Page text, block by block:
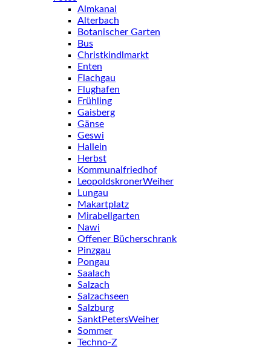
Almkanal
Alterbach
Botanischer Garten
Bus
Christkindlmarkt
Enten
Flachgau
Flughafen
Frühling
Gaisberg
Gänse
Geswi
Hallein
Herbst
Kommunalfriedhof
LeopoldskronerWeiher
Lungau
Makartplatz
Mirabellgarten
Nawi
Offener Bücherschrank
Pinzgau
Pongau
Saalach
Salzach
Salzachseen
Salzburg
SanktPetersWeiher
Sommer
Techno-Z